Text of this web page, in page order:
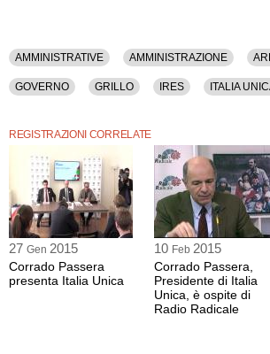
La conferenza stampa è disponibile anche nel solo
AMMINISTRATIVE AMMINISTRAZIONE
GOVERNO GRILLO IRES ITALIA
REGISTRAZIONI CORRELATE
27 Gen 2015
Corrado Passera
presenta Italia Unica
10 Feb 2015
Corrado Passera,
Presidente di Italia
Unica, è ospite di
Radio Radicale